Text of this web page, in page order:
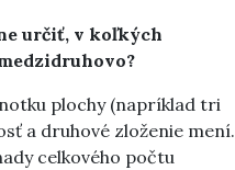
určiť, v koľkých
plochy (napríklad tri
a druhové zloženie mení.
celkového počtu